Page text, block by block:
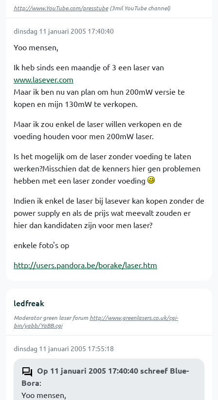
http://www.YouTube.com/presstube(3mil YouTube channel)
dinsdag 11 januari 2005 17:40:40
Yoo mensen,
Ik heb sinds een maandje of 3 een laser van
www.lasever.com
Maar ik ben nu van plan om hun 200mW versie te
kopen en mijn 130mW te verkopen.
Maar ik zou enkel de laser willen verkopen en de
voeding houden voor men 200mW laser.
Is het mogelijk om de laser zonder voeding te laten
werken?Misschien dat de kenners hier gen problemen
hebben met een laser zonder voeding
Indien ik enkel de laser bij lasever kan kopen zonder de
power supply en als de prijs wat meevalt zouden er
hier dan kandidaten zijn voor men laser?
enkele foto's op
http://users.pandora.be/borake/laser.htm
ledfreak
Moderator green laser forum http://www.greenlasers.co.uk/cgi-
bin/yabb/YaBB.cgi
dinsdag 11 januari 2005 17:55:18
Op 11 januari 2005 17:40:40 schreef Blue-
Bora:
Yoo mensen,